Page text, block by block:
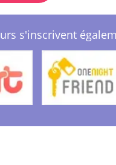
s'inscrivent